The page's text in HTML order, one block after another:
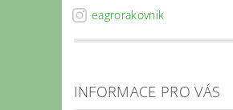
eagrorakovnik
INFORMACE PRO VÁS